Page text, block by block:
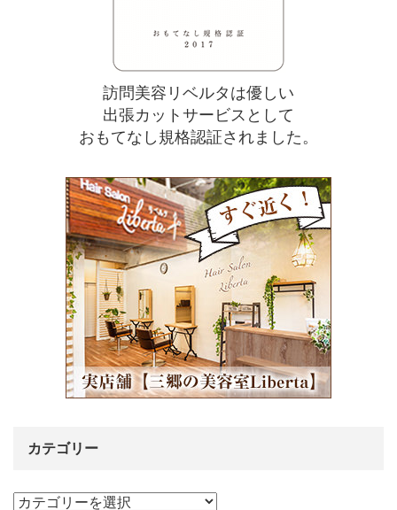
訪問美容リベルタは優しい
出張カットサービスとして
おもてなし規格認証されました。
カテゴリー
カ